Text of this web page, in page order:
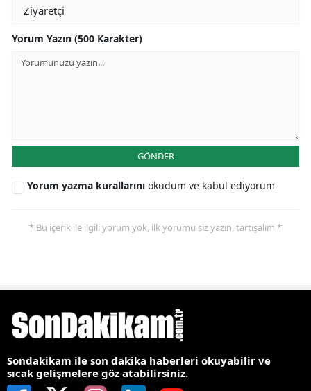
Yorum Yazın (500 Karakter)
GÖNDER
Yorum yazma kurallarını okudum ve kabul ediyorum
* Bu içerik ile ilgili yorum yok, ilk yorumu siz yazın, tartışalım *
Sondakikam ile son dakika haberleri okuyabilir ve
sıcak gelişmelere göz atabilirsiniz.